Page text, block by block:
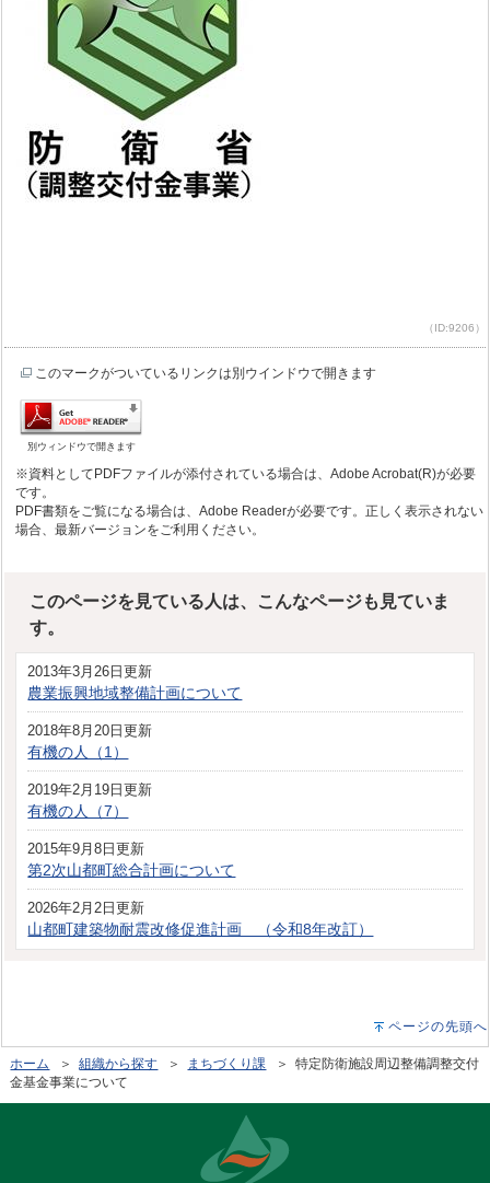
（ID:9206）
このマークがついているリンクは別ウインドウで開きます
別ウィンドウで開きます
※資料としてPDFファイルが添付されている場合は、Adobe Acrobat(R)が必要
です。
PDF書類をご覧になる場合は、Adobe Readerが必要です。正しく表示されない
場合、最新バージョンをご利用ください。
このページを見ている人は、こんなページも見ていま
す。
2013年3月26日更新
農業振興地域整備計画について
2018年8月20日更新
有機の人（1）
2019年2月19日更新
有機の人（7）
2015年9月8日更新
第2次山都町総合計画について
2026年2月2日更新
山都町建築物耐震改修促進計画 （令和8年改訂）
ページの先頭へ
ホーム ＞組織から探す ＞ まちづくり課
＞ 特定防衛施設周辺整備調整交付
金基金事業について